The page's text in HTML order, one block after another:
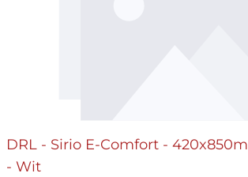
DRL - Sirio E-Comfort -
- Wit